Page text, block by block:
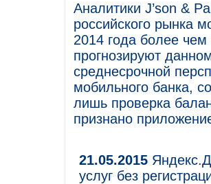
Аналитики J’son &
российского рынка
2014 года более
прогнозируют
среднесрочной
мобильного банка,
лишь проверка
признано
21.05.2015
услуг без